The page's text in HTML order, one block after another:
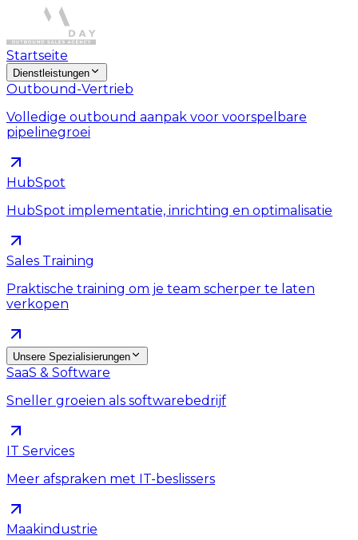
Startseite
Dienstleistungen
Outbound-Vertrieb
Volledige outbound aanpak voor voorspelbare
pipelinegroei
HubSpot
HubSpot implementatie, inrichting en optimalisatie
Sales Training
Praktische training om je team scherper te laten
verkopen
Unsere Spezialisierungen
SaaS & Software
Sneller groeien als softwarebedrijf
IT Services
Meer afspraken met IT-beslissers
Maakindustrie